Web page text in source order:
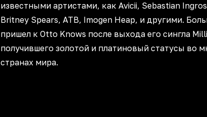
известными артистами, как Avicii, Sebastian
Britney Spears, ATB, Imogen Heap, и другими.
пришел к Otto Knows после выхода его сингла
получившего золотой и платиновый статусы во
странах мира.